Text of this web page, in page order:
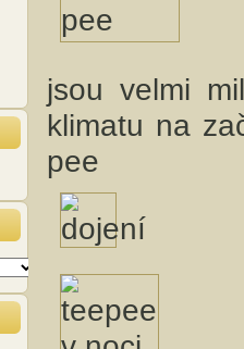
jsou velmi
klimatu na
pee